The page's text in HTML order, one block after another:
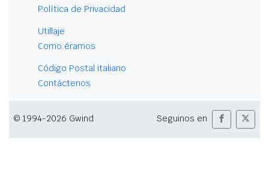
Política de Privacidad
Utillaje
Como éramos
Código Postal italiano
Contáctenos
© 1994-2026 Gwind Seguinos en